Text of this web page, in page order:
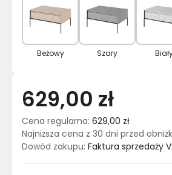
629,00 zł
Cena regularna: 629,00 zł
Najniższa cena z 30 dni przed
Dowód zakupu: Faktura sprzedaży
Beżowy Szary